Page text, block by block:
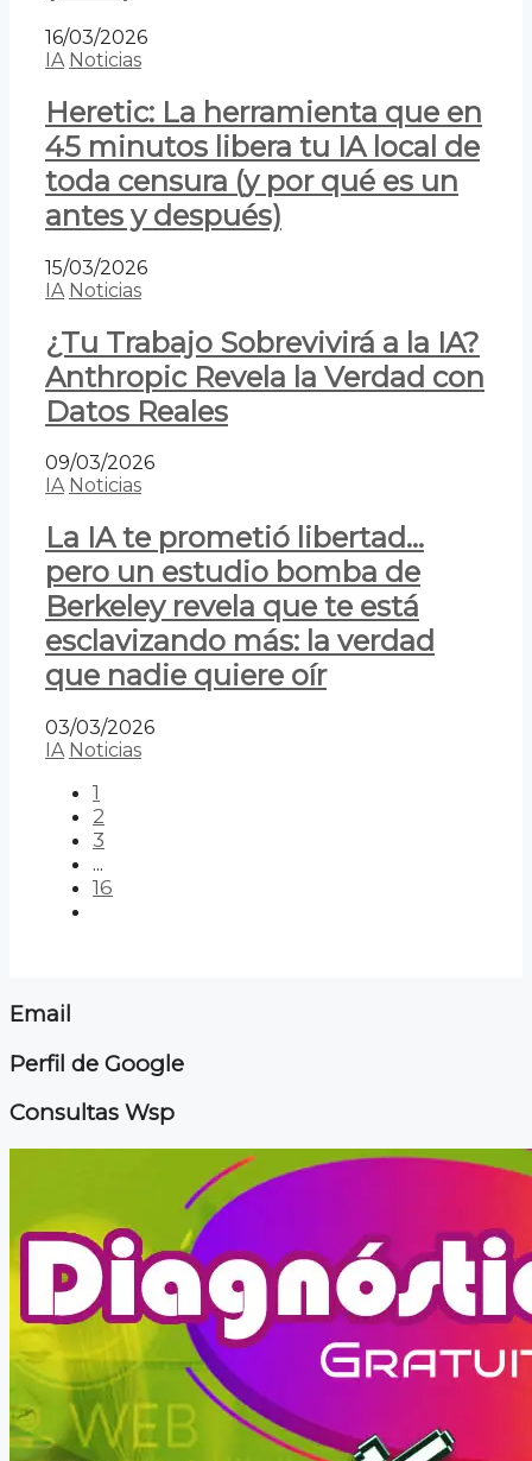
16/03/2026
IA Noticias
Heretic: La herramienta que en
45 minutos libera tu IA local de
toda censura (y por qué es un
antes y después)
15/03/2026
IA Noticias
¿Tu Trabajo Sobrevivirá a la IA?
Anthropic Revela la Verdad con
Datos Reales
09/03/2026
IA Noticias
La IA te prometió libertad…
pero un estudio bomba de
Berkeley revela que te está
esclavizando más: la verdad
que nadie quiere oír
03/03/2026
IA Noticias
1
2
3
...
16
Email
Perfil de Google
Consultas Wsp